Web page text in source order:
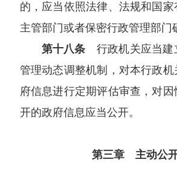
的，应当依照法律、法规和国
主管部门或者保密行政管理部门
第十八条 行政机关应当建
管理动态调整机制，对本行政
府信息进行定期评估审查，对
开的政府信息应当公开。
第三章 主动公